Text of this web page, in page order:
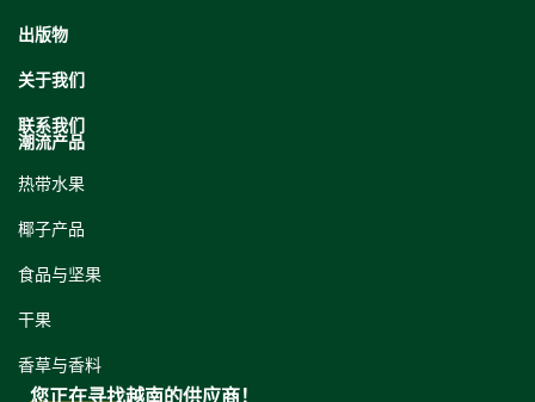
出版物
关于我们
联系我们
潮流产品
热带水果
椰子产品
食品与坚果
干果
香草与香料
您正在寻找越南的供应商！